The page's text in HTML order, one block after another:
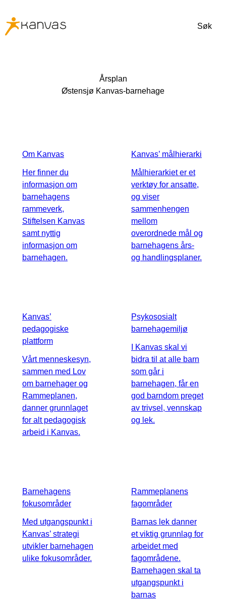
Søk
Årsplan
Østensjø Kanvas-barnehage
Om Kanvas
Her finner du
informasjon om
barnehagens
rammeverk,
Stiftelsen Kanvas
samt nyttig
informasjon om
barnehagen.
Kanvas’ målhierarki
Målhierarkiet er et
verktøy for ansatte,
og viser
sammenhengen
mellom
overordnede mål og
barnehagens års-
og handlingsplaner.
Kanvas’
pedagogiske
plattform
Vårt menneskesyn,
sammen med Lov
om barnehager og
Rammeplanen,
danner grunnlaget
for alt pedagogisk
arbeid i Kanvas.
Psykososialt
barnehagemiljø
I Kanvas skal vi
bidra til at alle barn
som går i
barnehagen, får en
god barndom preget
av trivsel, vennskap
og lek.
Barnehagens
fokusområder
Med utgangspunkt i
Kanvas’ strategi
utvikler barnehagen
ulike fokusområder.
Rammeplanens
fagområder
Barnas lek danner
et viktig grunnlag for
arbeidet med
fagområdene.
Barnehagen skal ta
utgangspunkt i
barnas